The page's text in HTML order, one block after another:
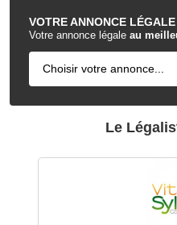
VOTREANNONCE LÉGALE
Votre annonce légale au
Le